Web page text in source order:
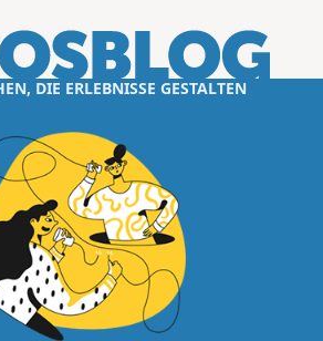
DIE ERLEBNISSE GESTALTEN